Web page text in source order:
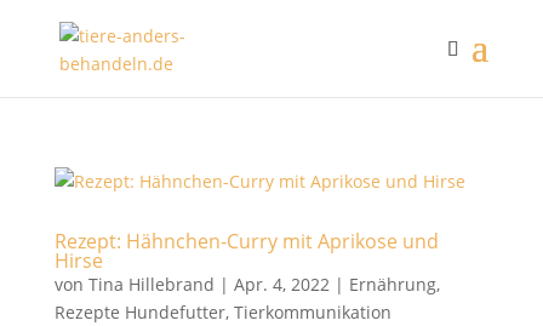
Rezept: Hähnchen-Curry mit Aprikose und
Hirse
von Tina Hillebrand | Apr. 4, 2022| Ernährung,
Rezepte Hundefutter, Tierkommunikation